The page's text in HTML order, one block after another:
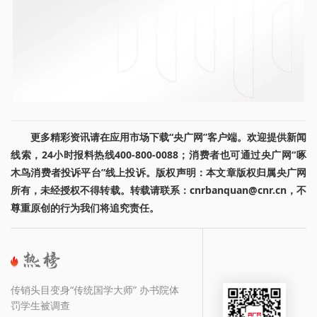
更多精彩资讯请在应用市场下载“央广网”客户端。欢迎提供新闻
线索，24小时报料热线400-800-0088；消费者也可通过央广网“啄
木鸟消费者投诉平台”线上投诉。版权声明：本文章版权归属央广网
所有，未经授权不得转载。转载请联系：cnrbanquan@cnr.cn，不
尊重原创的行为我们将追究责任。
传销头目变身“传统国学大师” 办书院体
罚学生被调查